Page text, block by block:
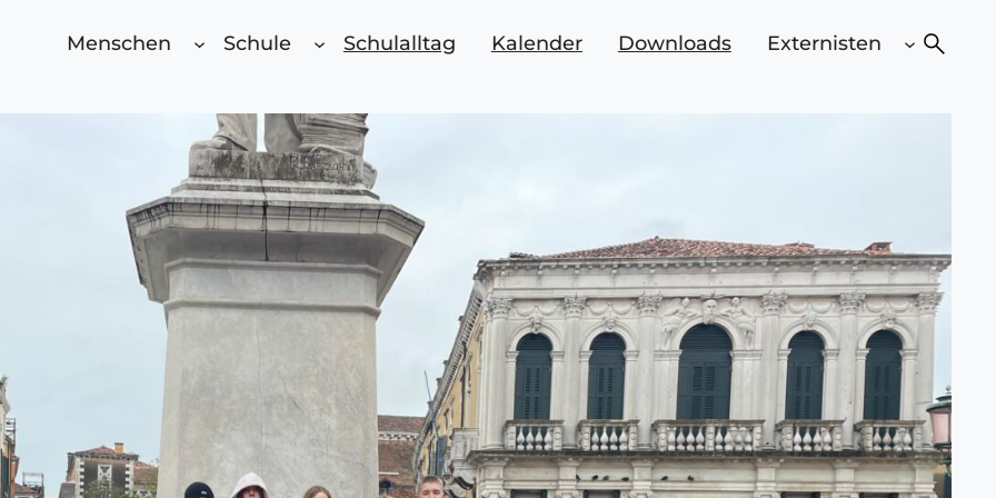
Menschen Schule Schulalltag Kalender Downloads Externisten Suchen